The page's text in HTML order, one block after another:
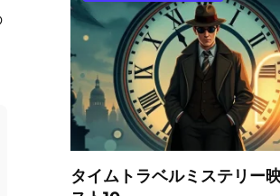
タイムトラベルミステリー